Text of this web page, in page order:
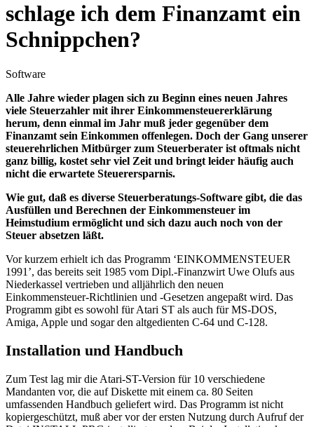
schlage ich dem Finanzamt ein
Schnippchen?
Software
Alle Jahre wieder plagen sich zu Beginn eines neuen Jahres
viele Steuerzahler mit ihrer Einkommensteuererklärung
herum, denn einmal im Jahr muß jeder gegenüber dem
Finanzamt sein Einkommen offenlegen. Doch der Gang unserer
steuerehrlichen Mitbürger zum Steuerberater ist oftmals nicht
ganz billig, kostet sehr viel Zeit und bringt leider häufig auch
nicht die erwartete Steuerersparnis.
Wie gut, daß es diverse Steuerberatungs-Software gibt, die das
Ausfüllen und Berechnen der Einkommensteuer im
Heimstudium ermöglicht und sich dazu auch noch von der
Steuer absetzen läßt.
Vor kurzem erhielt ich das Programm ‘EINKOMMENSTEUER
1991’, das bereits seit 1985 vom Dipl.-Finanzwirt Uwe Olufs aus
Niederkassel vertrieben und alljährlich den neuen
Einkommensteuer-Richtlinien und -Gesetzen angepaßt wird. Das
Programm gibt es sowohl für Atari ST als auch für MS-DOS,
Amiga, Apple und sogar den altgedienten C-64 und C-128.
Installation und Handbuch
Zum Test lag mir die Atari-ST-Version für 10 verschiedene
Mandanten vor, die auf Diskette mit einem ca. 80 Seiten
umfassenden Handbuch geliefert wird. Das Programm ist nicht
kopiergeschützt, muß aber vor der ersten Nutzung durch Aufruf der